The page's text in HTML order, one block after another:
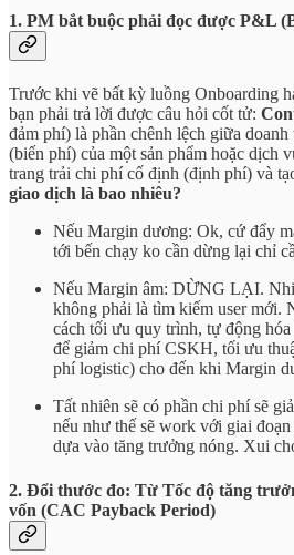
1. PM bắt buộc phải đọc được P&L
Trước khi vẽ bất kỳ luồng Onboarding
bạn phải trả lời được câu hỏi cốt tử:
đảm phí) là phần chênh lệch giữa
(biến phí) của một sản phẩm hoặc dịch
trang trải chi phí cố định (định phí) và
giao dịch là bao nhiêu?
Nếu Margin dương: Ok, cứ đẩy
tới bến chạy ko cần dừng lại chỉ
Nếu Margin âm: DỪNG LẠI.
không phải là tìm kiếm user mới.
cách tối ưu quy trình, tự động
để giảm chi phí CSKH, tối ưu
phí logistic) cho đến khi Margin
Tất nhiên sẽ có phần chi phí sẽ
nếu như thế sẽ work với giai
dựa vào tăng trưởng nóng. Xui
2. Đổi thước đo: Từ Tốc độ tăng
vốn (CAC Payback Period)